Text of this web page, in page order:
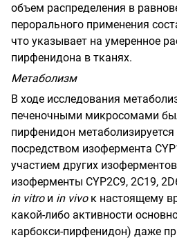
объем распределения в
перорального применения
что указывает на умеренное
пирфенидона в тканях.
Метаболизм
В ходе исследования
печеночными микросомами
пирфенидон
посредством изофермента CYP
участием других изоферментов
изоферменты CYP2C9, 2С19, 2D
in vitro и in vivo к настоящему
какой-либо активности
карбокси-пирфенидон) даже